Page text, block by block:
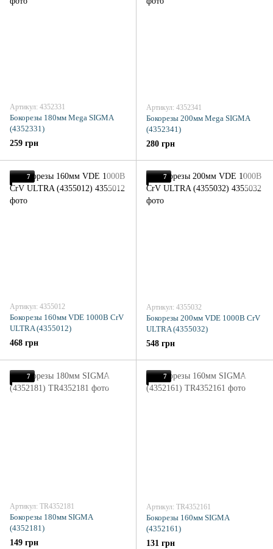
Артикул: 4352331
Бокорезы 180мм Mega SIGMA
(4352331)
259 грн
Артикул: 4352341
Бокорезы 200мм Mega SIGMA
(4352341)
280 грн
7
Артикул: 4355012
Бокорезы 160мм VDE 1000В CrV
ULTRA (4355012)
468 грн
7
Артикул: 4355032
Бокорезы 200мм VDE 1000В CrV
ULTRA (4355032)
548 грн
7
Артикул: TR4352181
Бокорезы 180мм SIGMA
(4352181)
149 грн
7
Артикул: TR4352161
Бокорезы 160мм SIGMA
(4352161)
131 грн